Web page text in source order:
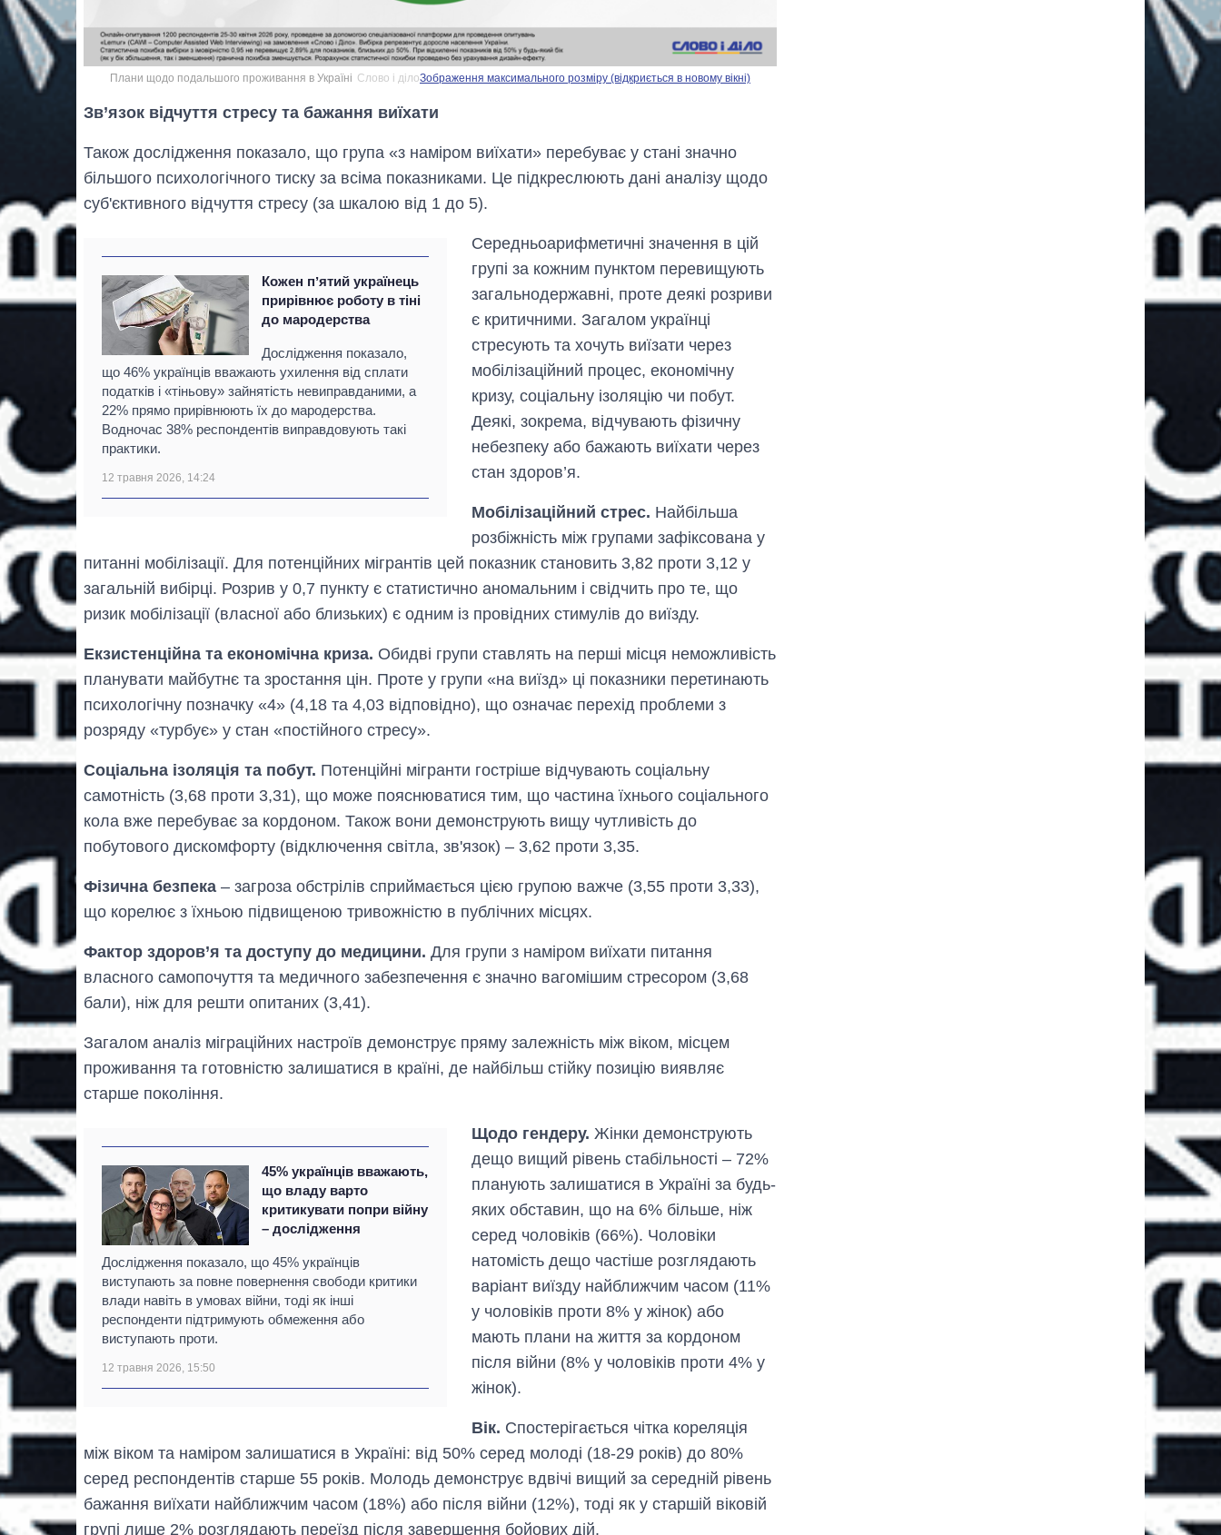
Плани щодо подальшого проживання в Україні Слово і ділоЗображення максимального розміру (відкриється в новому вікні)
Зв’язок відчуття стресу та бажання виїхати
Також дослідження показало, що група «з наміром виїхати» перебуває у стані значно
більшого психологічного тиску за всіма показниками. Це підкреслюють дані аналізу щодо
суб'єктивного відчуття стресу (за шкалою від 1 до 5).
Кожен пʼятий українець
прирівнює роботу в тіні
до мародерства
Дослідження показало,
що 46% українців вважають ухилення від сплати
податків і «тіньову» зайнятість невиправданими, а
22% прямо прирівнюють їх до мародерства.
Водночас 38% респондентів виправдовують такі
практики.
12 травня 2026, 14:24
Середньоарифметичні значення в цій
групі за кожним пунктом перевищують
загальнодержавні, проте деякі розриви
є критичними. Загалом українці
стресують та хочуть виїзати через
мобілізаційний процес, економічну
кризу, соціальну ізоляцію чи побут.
Деякі, зокрема, відчувають фізичну
небезпеку або бажають виїхати через
стан здоров’я.
Мобілізаційний стрес. Найбільша
розбіжність між групами зафіксована у
питанні мобілізації. Для потенційних мігрантів цей показник становить 3,82 проти 3,12 у
загальній вибірці. Розрив у 0,7 пункту є статистично аномальним і свідчить про те, що
ризик мобілізації (власної або близьких) є одним із провідних стимулів до виїзду.
Екзистенційна та економічна криза. Обидві групи ставлять на перші місця неможливість
планувати майбутнє та зростання цін. Проте у групи «на виїзд» ці показники перетинають
психологічну позначку «4» (4,18 та 4,03 відповідно), що означає перехід проблеми з
розряду «турбує» у стан «постійного стресу».
Соціальна ізоляція та побут. Потенційні мігранти гостріше відчувають соціальну
самотність (3,68 проти 3,31), що може пояснюватися тим, що частина їхнього соціального
кола вже перебуває за кордоном. Також вони демонструють вищу чутливість до
побутового дискомфорту (відключення світла, зв'язок) – 3,62 проти 3,35.
Фізична безпека – загроза обстрілів сприймається цією групою важче (3,55 проти 3,33),
що корелює з їхньою підвищеною тривожністю в публічних місцях.
Фактор здоров’я та доступу до медицини. Для групи з наміром виїхати питання
власного самопочуття та медичного забезпечення є значно вагомішим стресором (3,68
бали), ніж для решти опитаних (3,41).
Загалом аналіз міграційних настроїв демонструє пряму залежність між віком, місцем
проживання та готовністю залишатися в країні, де найбільш стійку позицію виявляє
старше покоління.
45% українців вважають,
що владу варто
критикувати попри війну
– дослідження
Дослідження показало, що 45% українців
виступають за повне повернення свободи критики
влади навіть в умовах війни, тоді як інші
респонденти підтримують обмеження або
виступають проти.
12 травня 2026, 15:50
Щодо гендеру. Жінки демонструють
дещо вищий рівень стабільності – 72%
планують залишатися в Україні за будь-
яких обставин, що на 6% більше, ніж
серед чоловіків (66%). Чоловіки
натомість дещо частіше розглядають
варіант виїзду найближчим часом (11%
у чоловіків проти 8% у жінок) або
мають плани на життя за кордоном
після війни (8% у чоловіків проти 4% у
жінок).
Вік. Спостерігається чітка кореляція
між віком та наміром залишатися в Україні: від 50% серед молоді (18-29 років) до 80%
серед респондентів старше 55 років. Молодь демонструє вдвічі вищий за середній рівень
бажання виїхати найближчим часом (18%) або після війни (12%), тоді як у старшій віковій
групі лише 2% розглядають переїзд після завершення бойових дій.